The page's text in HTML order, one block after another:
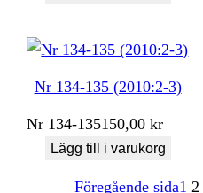
Nr 134-135 (2010:2-3)
Nr 134-135150,00kr
Lägg till i varukorg
Föregående sida1 2